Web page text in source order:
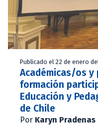
Publicado el 22 de enero
Académicas/os
formación
Educación y
de Chile
Por Karyn